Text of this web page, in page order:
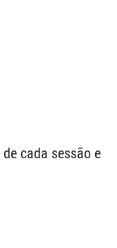
cada sessão e